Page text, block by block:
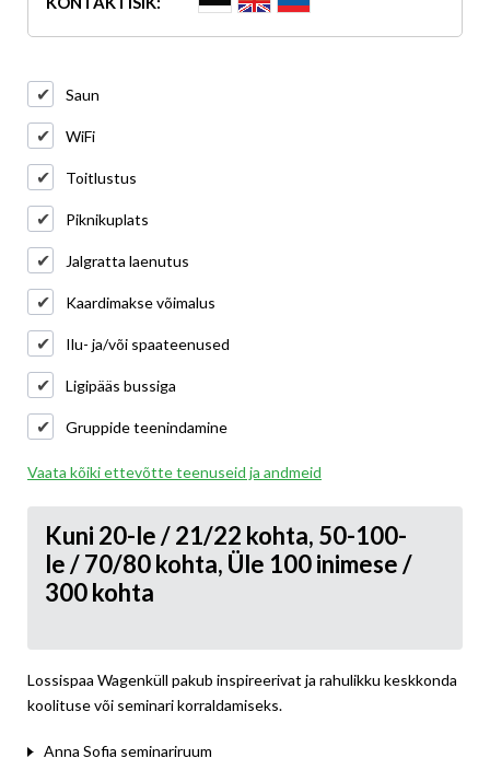
Saun
WiFi
Toitlustus
Piknikuplats
Jalgratta laenutus
Kaardimakse võimalus
Ilu- ja/või spaateenused
Ligipääs bussiga
Gruppide teenindamine
Vaata kõiki ettevõtte teenuseid ja andmeid
Kuni 20-le / 21/22 kohta, 50-100-
le / 70/80 kohta, Üle 100 inimese /
300 kohta
Lossispaa Wagenküll pakub inspireerivat ja rahulikku keskkonda
koolituse või seminari korraldamiseks.
Anna Sofia seminariruum